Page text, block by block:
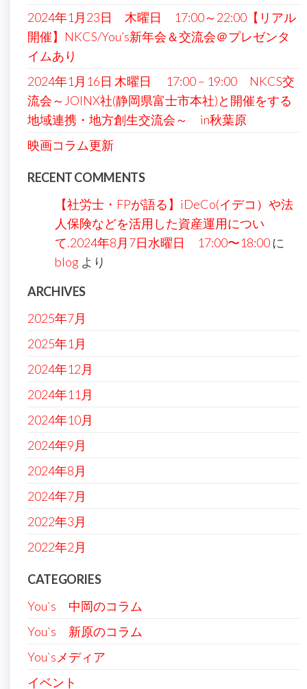
2024年1月23日 木曜日 17:00～22:00【リアル
開催】NKCS/You’s新年会＆交流会＠プレゼンタ
イムあり
2024年1月16日 木曜日 17:00 – 19:00 NKCS交
流会～JOINX社(静岡県富士市本社)と開催をする
地域連携・地方創生交流会～ in秋葉原
映画コラム更新
RECENT COMMENTS
【社労士・FPが語る】iDeCo(イデコ）や法
人保険などを活用した資産運用につい
て.2024年8月7日水曜日 17:00〜18:00に
blog より
ARCHIVES
2025年7月
2025年1月
2024年12月
2024年11月
2024年10月
2024年9月
2024年8月
2024年7月
2022年3月
2022年2月
CATEGORIES
You`s 中岡のコラム
You`s 新原のコラム
You`sメディア
イベント